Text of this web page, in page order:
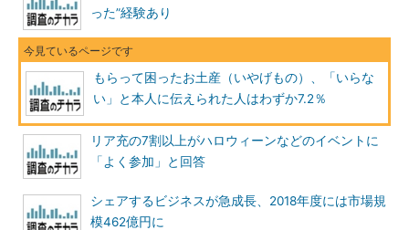
った”経験あり
もらって困ったお土産（いやげもの）、「いらな
い」と本人に伝えられた人はわずか7.2％
リア充の7割以上がハロウィーンなどのイベントに
「よく参加」と回答
シェアするビジネスが急成長、2018年度には市場規
模462億円に